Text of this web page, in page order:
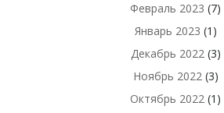
Февраль 2023 (7)
Январь 2023 (1)
Декабрь 2022(3)
Ноябрь 2022(3)
Октябрь 2022 (1)